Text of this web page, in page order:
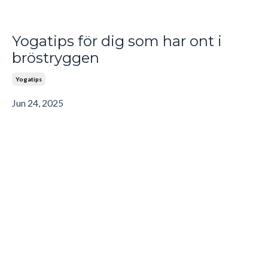
Yogatips för dig som har ont i
bröstryggen
Yogatips
Jun 24, 2025